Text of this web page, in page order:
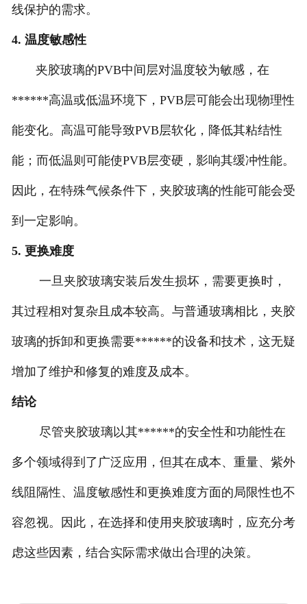
线保护的需求。
4. 温度敏感性
夹胶玻璃的PVB中间层对温度较为敏感，在
******高温或低温环境下，PVB层可能会出现物理性
能变化。高温可能导致PVB层软化，降低其粘结性
能；而低温则可能使PVB层变硬，影响其缓冲性能。
因此，在特殊气候条件下，夹胶玻璃的性能可能会受
到一定影响。
5. 更换难度
一旦夹胶玻璃安装后发生损坏，需要更换时，
其过程相对复杂且成本较高。与普通玻璃相比，夹胶
玻璃的拆卸和更换需要******的设备和技术，这无疑
增加了维护和修复的难度及成本。
结论
尽管夹胶玻璃以其******的安全性和功能性在
多个领域得到了广泛应用，但其在成本、重量、紫外
线阻隔性、温度敏感性和更换难度方面的局限性也不
容忽视。因此，在选择和使用夹胶玻璃时，应充分考
虑这些因素，结合实际需求做出合理的决策。